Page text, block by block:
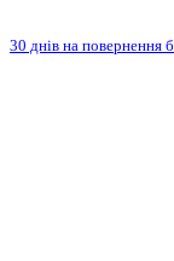
30 днів на повернення